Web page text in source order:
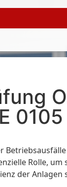
Rolle,
der